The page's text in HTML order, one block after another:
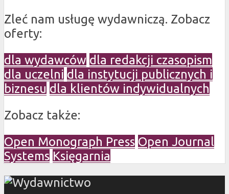
Zleć nam usługę wydawniczą. Zobacz
oferty:
dla wydawców dla redakcji czasopism
dla uczelni dla instytucji publicznych i
biznesu dla klientów indywidualnych
Zobacz także:
Open Monograph Press Open Journal
Systems Księgarnia